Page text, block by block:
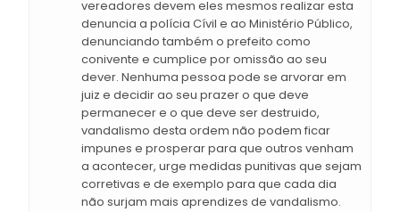
vereadores devem eles mesmos realizar esta
denuncia a polícia Cívil e ao Ministério Público,
denunciando também o prefeito como
conivente e cumplice por omissão ao seu
dever. Nenhuma pessoa pode se arvorar em
juiz e decidir ao seu prazer o que deve
permanecer e o que deve ser destruido,
vandalismo desta ordem não podem ficar
impunes e prosperar para que outros venham
a acontecer, urge medidas punitivas que sejam
corretivas e de exemplo para que cada dia
não surjam mais aprendizes de vandalismo.